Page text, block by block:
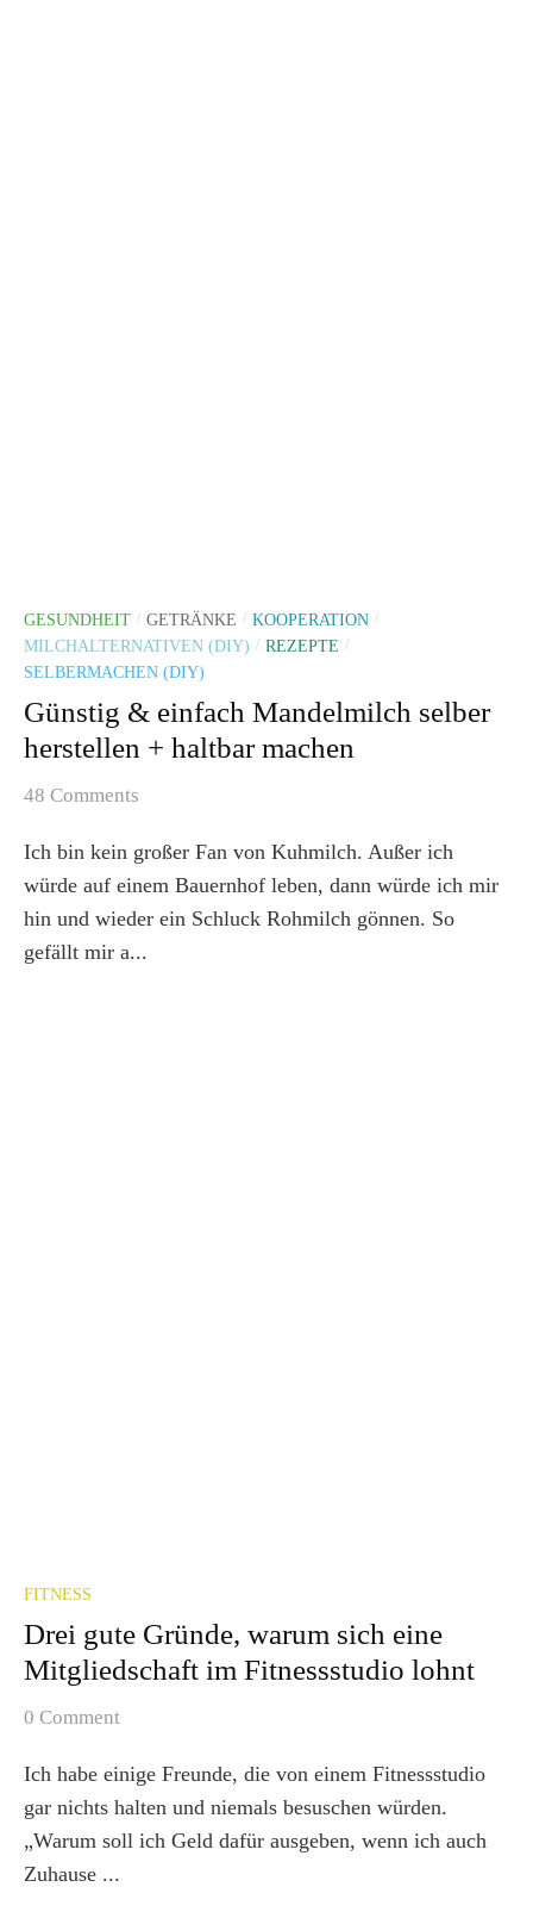
GESUNDHEIT / GETRÄNKE / KOOPERATION /
MILCHALTERNATIVEN (DIY) / REZEPTE /
SELBERMACHEN (DIY)
Günstig & einfach Mandelmilch selber
herstellen + haltbar machen
48 Comments
Ich bin kein großer Fan von Kuhmilch. Außer ich
würde auf einem Bauernhof leben, dann würde ich mir
hin und wieder ein Schluck Rohmilch gönnen. So
gefällt mir a...
FITNESS
Drei gute Gründe, warum sich eine
Mitgliedschaft im Fitnessstudio lohnt
0 Comment
Ich habe einige Freunde, die von einem Fitnessstudio
gar nichts halten und niemals besuschen würden.
„Warum soll ich Geld dafür ausgeben, wenn ich auch
Zuhause ...